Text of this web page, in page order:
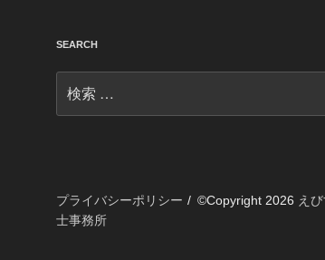
SEARCH
索:
プライバシーポリシー ©Copyright 2026 え
士事務所